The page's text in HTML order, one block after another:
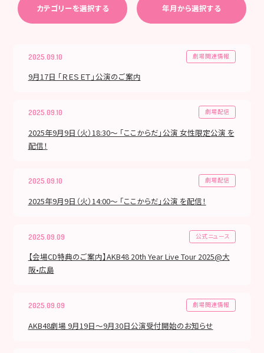
カテゴリーを選択する 年月から選択する
2025.09.10 劇場関連情報
9月17日 「ＲＥＳＥＴ」公演のご案内
2025.09.10 劇場配信
2025年9月9日（火）18:30～ 「ここからだ」公演 女性限定公演 を
配信！
2025.09.10 劇場配信
2025年9月9日（火）14:00～ 「ここからだ」公演 を配信！
2025.09.09 公式ニュース
【会場CD特典のご案内】AKB48 20th Year Live Tour 2025@大
阪•広島
2025.09.09 劇場関連情報
AKB48劇場 9月19日～9月30日公演受付開始のお知らせ